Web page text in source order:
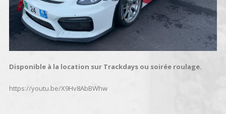
Disponible à la location sur Trackdays ou soirée roulage.
https://youtu.be/X9Hv8AbBWhw